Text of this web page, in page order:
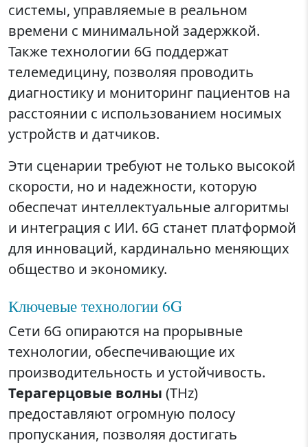
системы, управляемые в реальном
времени с минимальной задержкой.
Также технологии 6G поддержат
телемедицину, позволяя проводить
диагностику и мониторинг пациентов на
расстоянии с использованием носимых
устройств и датчиков.
Эти сценарии требуют не только высокой
скорости, но и надежности, которую
обеспечат интеллектуальные алгоритмы
и интеграция с ИИ. 6G станет платформой
для инноваций, кардинально меняющих
общество и экономику.
Ключевые технологии 6G
Сети 6G опираются на прорывные
технологии, обеспечивающие их
производительность и устойчивость.
Терагерцовые волны (THz)
предоставляют огромную полосу
пропускания, позволяя достигать